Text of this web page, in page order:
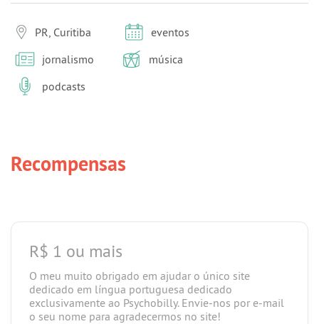
PR, Curitiba
eventos
jornalismo
música
podcasts
Recompensas
R$ 1 ou mais
O meu muito obrigado em ajudar o único site
dedicado em língua portuguesa dedicado
exclusivamente ao Psychobilly. Envie-nos por e-mail
o seu nome para agradecermos no site!